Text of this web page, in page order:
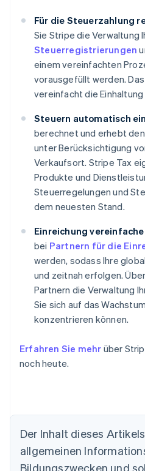
Für die Steuerzahlung
Sie Stripe die Verwaltung
Steuerregistrierungen
einem vereinfachten
vorausgefüllt werden.
vereinfacht die
Steuern automatisch
berechnet und erhebt
unter Berücksichtigung
Verkaufsort. Stripe Tax
Produkte und
Steuerregelungen und
dem neuesten Stand.
Einreichung
bei Partnern für die
werden, sodass Ihre
und zeitnah erfolgen.
Partnern die Verwaltung
Sie sich auf das
konzentrieren können.
Erfahren Sie mehr über
noch heute.
Der Inhalt dieses
allgemeinen
Bildungszwecken und
Australien
English
Belgien